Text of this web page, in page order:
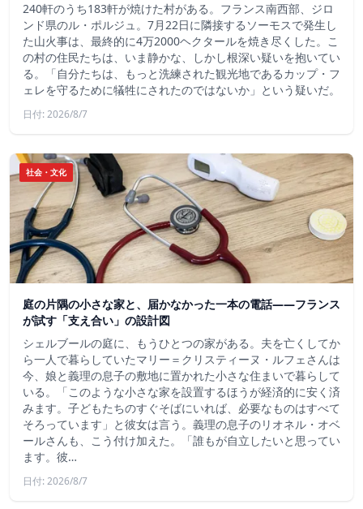
240軒のうち183軒が焼けた村がある。フランス南西部、ジロ
ンド県のル・ポルジュ。7月22日に隣接するソーモスで発生し
た山火事は、最終的に4万2000ヘクタールを焼き尽くした。こ
の村の住民たちは、いま静かな、しかし根深い疑いを抱いてい
る。「自分たちは、もっと洗練された観光地であるカップ・フ
ェレを守るために犠牲にされたのではないか」という疑いだ。
日付: 2026/8/7
社会・文化
庭の片隅の小さな家と、届かなかった一本の電話——フランス
が試す「支え合い」の設計図
シェルブールの庭に、もうひとつの家がある。夫を亡くしてか
ら一人で暮らしていたマリー＝クリスティーヌ・ルフェさんは
今、娘と義理の息子の敷地に置かれた小さな住まいで暮らして
いる。「このような小さな家を設置するほうが経済的に安く済
みます。子どもたちのすぐそばにいれば、必要なものはすべて
そろっています」と彼女は言う。義理の息子のリオネル・オベ
ールさんも、こう付け加えた。「誰もが自立したいと思ってい
ます。彼…
日付: 2026/8/7